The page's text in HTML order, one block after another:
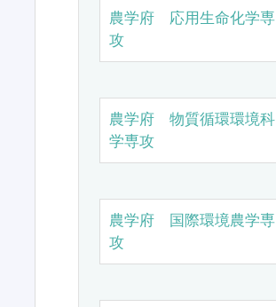
農学府 応用生命化学専
攻
農学府 物質循環環境科
学専攻
農学府 国際環境農学専
攻